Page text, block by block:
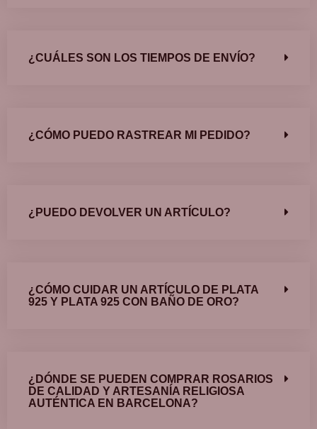
¿CUÁLES SON LOS TIEMPOS DE ENVÍO?
¿CÓMO PUEDO RASTREAR MI PEDIDO?
¿PUEDO DEVOLVER UN ARTÍCULO?
¿CÓMO CUIDAR UN ARTÍCULO DE PLATA
925 Y PLATA 925 CON BAÑO DE ORO?
¿DÓNDE SE PUEDEN COMPRAR ROSARIOS
DE CALIDAD Y ARTESANÍA RELIGIOSA
AUTÉNTICA EN BARCELONA?